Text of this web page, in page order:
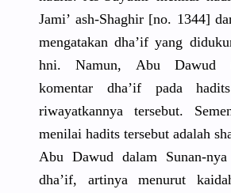
Jami’ ash-Shaghir [no. 1344]
mengatakan dha’if yang
hni. Namun, Abu Dawud
komentar dha’if pada
riwayatkannya tersebut.
menilai hadits tersebut adalah
Abu Dawud dalam Sunan-
dha’if, artinya menurut